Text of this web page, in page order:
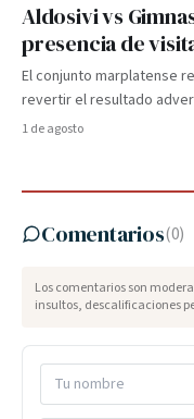
Aldosivi vs
presencia de
El conjunto marplatense
revertir el resultado
1 de agosto
Comentarios(0)
Los comentarios son
insultos, descalificaciones